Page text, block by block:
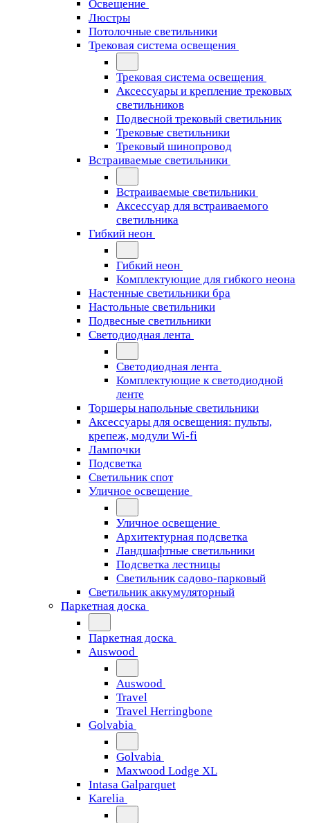
Освещение
Люстры
Потолочные светильники
Трековая система освещения
Трековая система освещения
Аксессуары и крепление трековых
светильников
Подвесной трековый светильник
Трековые светильники
Трековый шинопровод
Встраиваемые светильники
Встраиваемые светильники
Аксессуар для встраиваемого
светильника
Гибкий неон
Гибкий неон
Комплектующие для гибкого неона
Настенные светильники бра
Настольные светильники
Подвесные светильники
Светодиодная лента
Светодиодная лента
Комплектующие к светодиодной
ленте
Торшеры напольные светильники
Аксессуары для освещения: пульты,
крепеж, модули Wi-fi
Лампочки
Подсветка
Светильник спот
Уличное освещение
Уличное освещение
Архитектурная подсветка
Ландшафтные светильники
Подсветка лестницы
Светильник садово-парковый
Светильник аккумуляторный
Паркетная доска
Паркетная доска
Auswood
Auswood
Travel
Travel Herringbone
Golvabia
Golvabia
Maxwood Lodge XL
Intasa Galparquet
Karelia